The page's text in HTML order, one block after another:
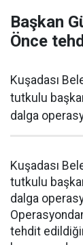
Başkan
Önce
Kuşadası
tutkulu
dalga
Kuşadası
tutkulu
dalga
tehdit